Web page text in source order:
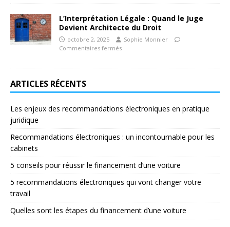
L’Interprétation Légale : Quand le Juge
Devient Architecte du Droit
octobre 2, 2025
Sophie Monnier
Commentaires fermés
ARTICLES RÉCENTS
Les enjeux des recommandations électroniques en pratique
juridique
Recommandations électroniques : un incontournable pour les
cabinets
5 conseils pour réussir le financement d’une voiture
5 recommandations électroniques qui vont changer votre
travail
Quelles sont les étapes du financement d’une voiture